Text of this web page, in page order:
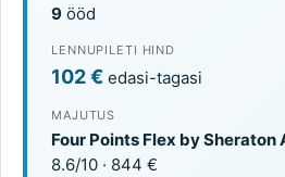
9 ööd
LENNUPILETI HIND
102 € edasi-tagasi
MAJUTUS
Four Points Flex by Sheraton
8.6/10 · 844 €